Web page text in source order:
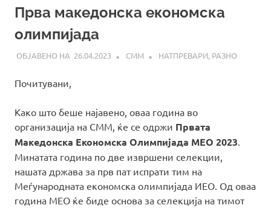
Прва македонска економска
олимпијада
26.04.2023 СММ НАТПРЕВАРИ, РАЗНО
Почитувани,
Како што беше најавено, оваа година во
организација на СММ, ќе се одржи Првата
Македонска Економска Олимпијада МЕО 2023.
Минатата година по две извршени селекции,
нашата држава за прв пат испрати тим на
Меѓународната економска олимпијада ИЕО. Од оваа
година МЕО ќе биде основа за селекција на тимот